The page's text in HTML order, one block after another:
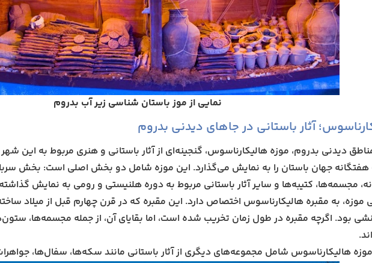
نمایی از موز باستان شناسی زیر آب بدروم
آثار باستانی در جاهای دیدنی بدروم
دیدنی بدروم، موزه هالیکارناسوس، گنجینه‌ای از آثار باستانی و هنری مربوط به این
هفتگانه جهان باستان را به نمایش می‌گذارد. این موزه شامل دو بخش اصلی است: بخش
مجسمه‌ها، کتیبه‌ها و سایر آثار باستانی مربوط به دوره هلنیستی و رومی به نمایش
به مقبره هالیکارناسوس اختصاص دارد. این مقبره که در قرن چهارم قبل از میلاد
بود. اگرچه مقبره در طول زمان تخریب شده است، اما بقایای آن، از جمله مجسمه‌ها،
موزه هالیکارناسوس شامل مجموعه‌های دیگری از آثار باستانی مانند سکه‌ها، سفال‌ها،